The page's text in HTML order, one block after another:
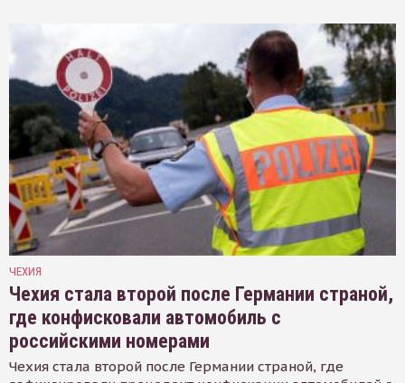
ЧЕХИЯ
Чехия стала второй после Германии страной,
где конфисковали автомобиль с
российскими номерами
Чехия стала второй после Германии страной, где